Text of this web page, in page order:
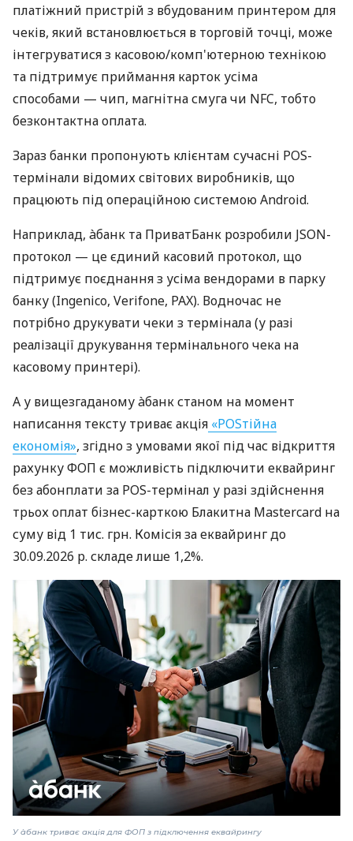
платіжний пристрій з вбудованим принтером для
чеків, який встановлюється в торговій точці, може
інтегруватися з касовою/комп'ютерною технікою
та підтримує приймання карток усіма
способами — чип, магнітна смуга чи NFC, тобто
безконтактна оплата.
Зараз банки пропонують клієнтам сучасні POS-
термінали відомих світових виробників, що
працюють під операційною системою Android.
Наприклад, àбанк та ПриватБанк розробили JSON-
протокол — це єдиний касовий протокол, що
підтримує поєднання з усіма вендорами в парку
банку (Ingenico, Verifone, PAX). Водночас не
потрібно друкувати чеки з термінала (у разі
реалізації друкування термінального чека на
касовому принтері).
А у вищезгаданому àбанк станом на момент
написання тексту триває акція «POSтійна
економія», згідно з умовами якої під час відкриття
рахунку ФОП є можливість підключити еквайринг
без абонплати за POS-термінал у разі здійснення
трьох оплат бізнес-карткою Блакитна Mastercard на
суму від 1 тис. грн. Комісія за еквайринг до
30.09.2026 р. складе лише 1,2%.
У àбанк триває акція для ФОП з підключення еквайрингу